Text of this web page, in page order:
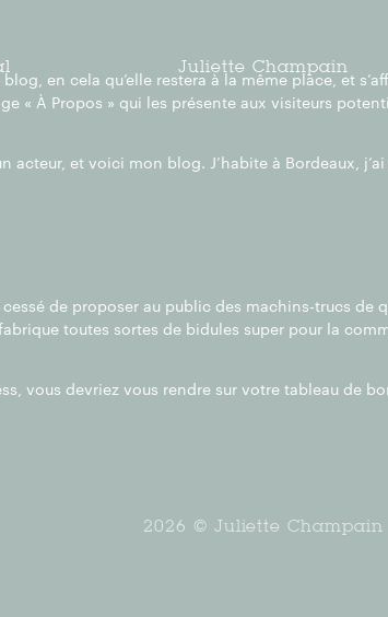
Juliette Champain
en cela qu’elle restera à la même place, et
« À Propos » qui les présente aux visiteurs
et voici mon blog. J’habite à Bordeaux,
cessé de proposer au public des machins-trucs
toutes sortes de bidules super pour la
vous devriez vous rendre sur votre tableau de
2026 © Juliette Champain